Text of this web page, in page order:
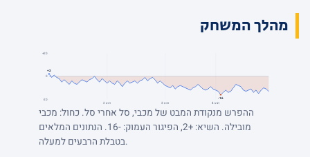
מהלך המשחק
+20
0
-20
+2
-16
רבע 2
רבע 3 רבע 4
ההפרש מנקודת המבט של מכבי, סל אחרי סל. כחול: מכבי
מובילה. השיא: +2, הפיגור העמוק: -16. הנתונים המלאים
בטבלת הרבעים למעלה.